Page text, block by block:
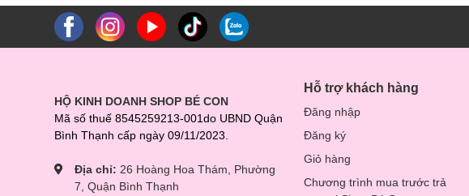
HỘ KINH DOANH SHOP BÉ CON
Mã số thuế 8545259213-001do UBND Quận
Bình Thạnh cấp ngày 09/11/2023.
Địa chỉ: 26 Hoàng Hoa Thám, Phường
7, Quận Bình Thạnh
Hỗ trợ khách hàng
Đăng nhập
Đăng ký
Giỏ hàng
Chương trình mua trước trả